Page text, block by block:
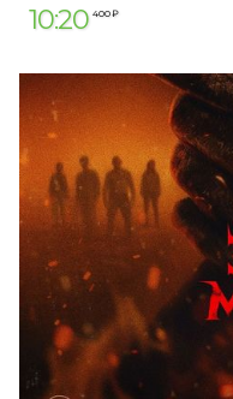
10:20 400 ₽